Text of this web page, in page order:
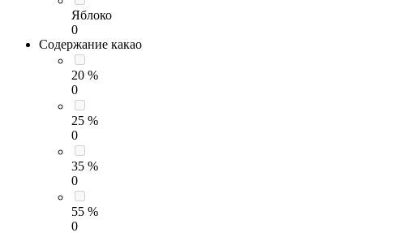
Яблоко
0
Содержание какао
20 %
0
25 %
0
35 %
0
55 %
0